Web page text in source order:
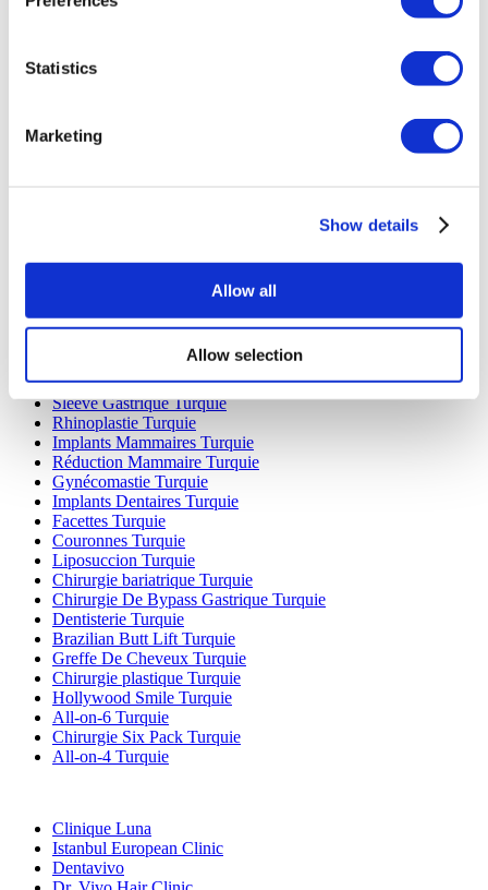
Statistics
Marketing
Show details
Allow all
Allow selection
Colombia Cliniques
Traitements Populaires en Turquie
Sleeve Gastrique Turquie
Rhinoplastie Turquie
Implants Mammaires Turquie
Réduction Mammaire Turquie
Gynécomastie Turquie
Implants Dentaires Turquie
Facettes Turquie
Couronnes Turquie
Liposuccion Turquie
Chirurgie bariatrique Turquie
Chirurgie De Bypass Gastrique Turquie
Dentisterie Turquie
Brazilian Butt Lift Turquie
Greffe De Cheveux Turquie
Chirurgie plastique Turquie
Hollywood Smile Turquie
All-on-6 Turquie
Chirurgie Six Pack Turquie
All-on-4 Turquie
Clinique Luna
Istanbul European Clinic
Dentavivo